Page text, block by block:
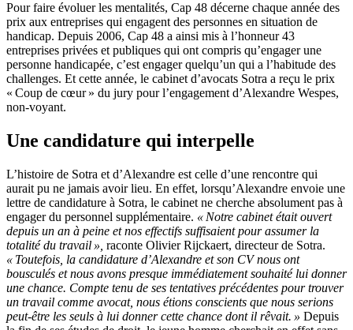
Pour faire évoluer les mentalités, Cap 48 décerne chaque année des
prix aux entreprises qui engagent des personnes en situation de
handicap. Depuis 2006, Cap 48 a ainsi mis à l’honneur 43
entreprises privées et publiques qui ont compris qu’engager une
personne handicapée, c’est engager quelqu’un qui a l’habitude des
challenges. Et cette année, le cabinet d’avocats Sotra a reçu le prix
« Coup de cœur » du jury pourl’engagement d’Alexandre Wespes,
non-voyant.
Une candidature qui interpelle
L’histoire de Sotra et d’Alexandre est celle d’une rencontre qui
aurait pu ne jamais avoir lieu. En effet, lorsqu’Alexandre envoie une
lettre de candidature à Sotra, le cabinet ne cherche absolument pas à
engager du personnel supplémentaire. « Notre cabinet était ouvert
depuis un an à peine etnos effectifs suffisaient pour assumer la
totalité du travail », raconte OlivierRijckaert, directeur de Sotra.
« Toutefois, la candidature d’Alexandre et son CV nous ont
bousculés et nous avons presque immédiatementsouhaité lui donner
une chance. Compte tenu de ses tentatives précédentes pour trouver
un travail comme avocat, nous étions conscients que nous serions
peut-être les seuls à lui donnercette chance dont il rêvait. » Depuis